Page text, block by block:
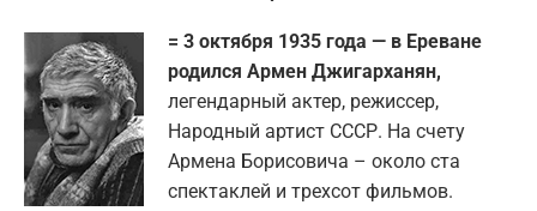
= 3 октября 1935 года — в Ереване
родился Армен Джигарханян,
легендарный актер, режиссер,
Народный артист СССР. На счету
Армена Борисовича – около ста
спектаклей и трехсот фильмов.